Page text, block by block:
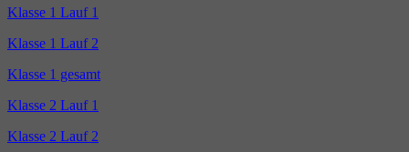
Klasse 1 Lauf 1
Klasse 1 Lauf 2
Klasse 1 gesamt
Klasse 2 Lauf 1
Klasse 2 Lauf 2